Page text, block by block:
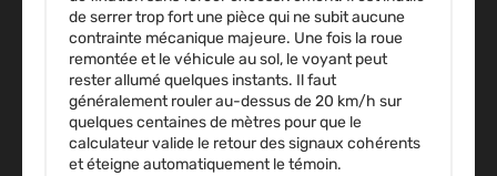
de serrer trop fort une pièce qui ne subit aucune
contrainte mécanique majeure. Une fois la roue
remontée et le véhicule au sol, le voyant peut
rester allumé quelques instants. Il faut
généralement rouler au-dessus de 20 km/h sur
quelques centaines de mètres pour que le
calculateur valide le retour des signaux cohérents
et éteigne automatiquement le témoin.